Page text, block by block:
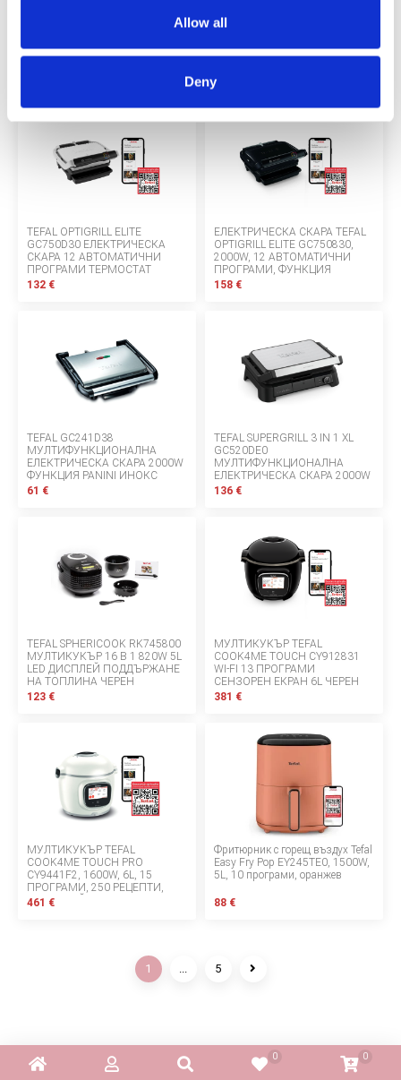
Allow all
Deny
TEFAL ХЛЕБОПЕКАРНА PAIN &
ПРОГРАМИ, LCD, МЛЕЧНИ
TEFAL PAIN PLAISIR PF220838
ПРОГРАМИ, 3 НАСТРОЙКИ ЗА
130 €
TEFAL OPTIGRILL ELITE
GC750D30 ЕЛЕКТРИЧЕСКА
СКАРА 12 АВТОМАТИЧНИ
ПРОГРАМИ ТЕРМОСТАТ
СРЕБРИСТ/ЧЕРЕН
132 €
ЕЛЕКТРИЧЕСКА СКАРА TEFAL
OPTIGRILL ELITE GC750830,
2000W, 12 АВТОМАТИЧНИ
ПРОГРАМИ, ФУНКЦИЯ
SEARING BOOST
158 €
TEFAL GC241D38
МУЛТИФУНКЦИОНАЛНА
ЕЛЕКТРИЧЕСКА СКАРА 2000W
ФУНКЦИЯ PANINI ИНОКС
61 €
TEFAL SUPERGRILL 3 IN 1 XL
GC520DE0
МУЛТИФУНКЦИОНАЛНА
ЕЛЕКТРИЧЕСКА СКАРА 2000W
136 €
TEFAL SPHERICOOK RK745800
МУЛТИКУКЪР 16 В 1 820W 5L
LED ДИСПЛЕЙ ПОДДЪРЖАНЕ
НА ТОПЛИНА ЧЕРЕН
123 €
МУЛТИКУКЪР TEFAL
COOK4ME TOUCH CY912831
WI-FI 13 ПРОГРАМИ
СЕНЗОРЕН ЕКРАН 6L ЧЕРЕН
381 €
МУЛТИКУКЪР TEFAL
COOK4ME TOUCH PRO
CY9441F2, 1600W, 6L, 15
ПРОГРАМИ, 250 РЕЦЕПТИ,
ТЪЧСКРИЙН, БЯЛ
461 €
Фритюрник с горещ въздух Tefal
Easy Fry Pop EY245TE0, 1500W,
5L, 10 програми, оранжев
88 €
1 ... 5